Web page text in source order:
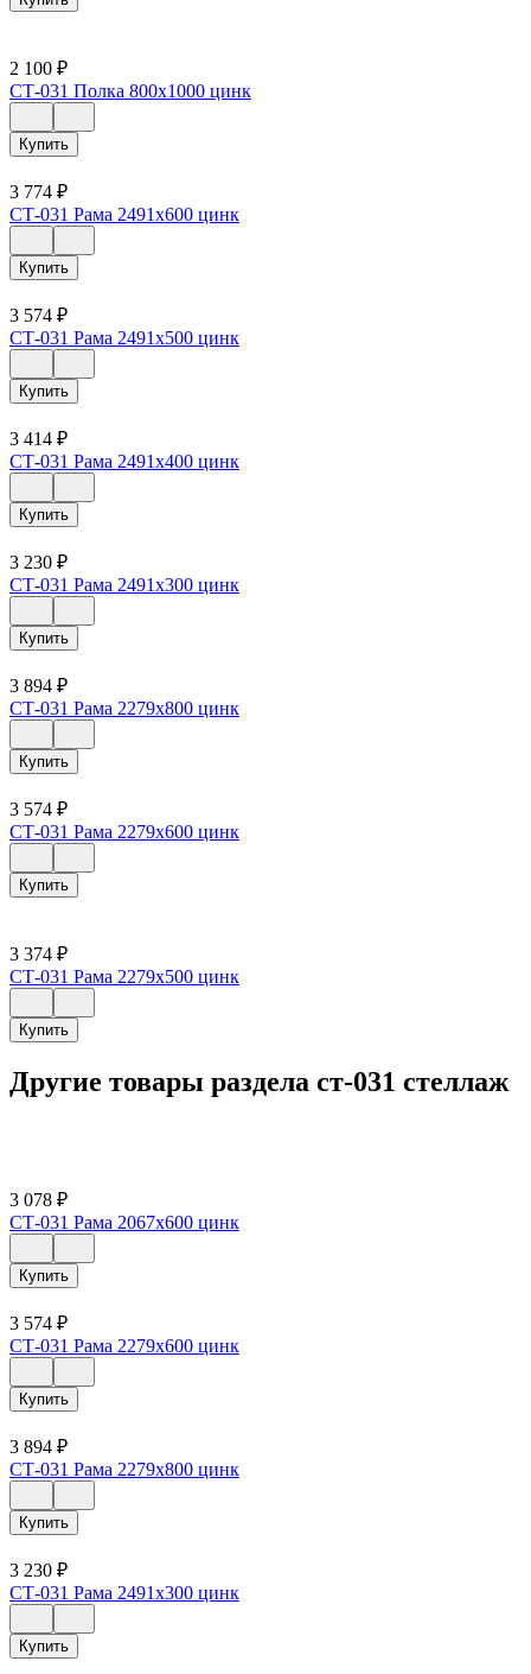
2 100 ₽
СТ-031 Полка 800х1000 цинк
Купить
3 774 ₽
СТ-031 Рама 2491х600 цинк
Купить
3 574 ₽
СТ-031 Рама 2491х500 цинк
Купить
3 414 ₽
СТ-031 Рама 2491х400 цинк
Купить
3 230 ₽
СТ-031 Рама 2491х300 цинк
Купить
3 894 ₽
СТ-031 Рама 2279х800 цинк
Купить
3 574 ₽
СТ-031 Рама 2279х600 цинк
Купить
3 374 ₽
СТ-031 Рама 2279х500 цинк
Купить
Другие товары раздела ст-031 стеллаж
3 078 ₽
СТ-031 Рама 2067х600 цинк
Купить
3 574 ₽
СТ-031 Рама 2279х600 цинк
Купить
3 894 ₽
СТ-031 Рама 2279х800 цинк
Купить
3 230 ₽
СТ-031 Рама 2491х300 цинк
Купить